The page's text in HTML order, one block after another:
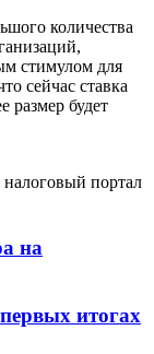
количества
стимулом для
сейчас ставка
размер будет
портал
на
итогах